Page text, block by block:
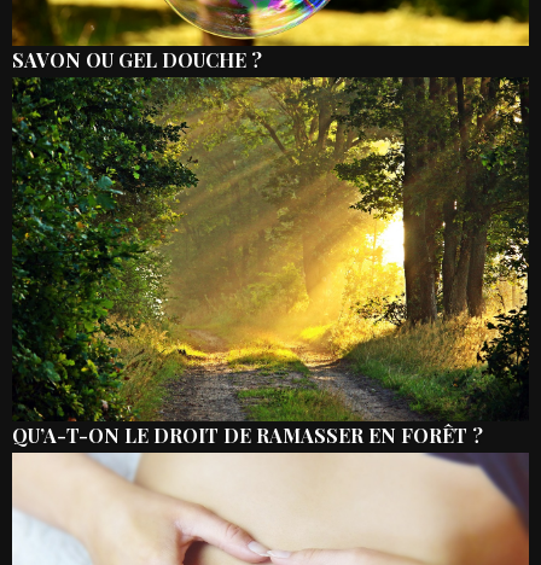
SAVON OU GEL DOUCHE ?
QU’A-T-ON LE DROIT DE RAMASSER EN FORÊT ?